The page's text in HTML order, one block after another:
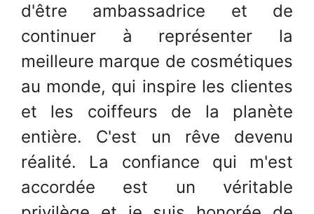
d'être ambassadrice et de
continuer à représenter la
meilleure marque de cosmétiques
au monde, qui inspire les clientes
et les coiffeurs de la planète
entière. C'est un rêve devenu
réalité. La confiance qui m'est
accordée est un véritable